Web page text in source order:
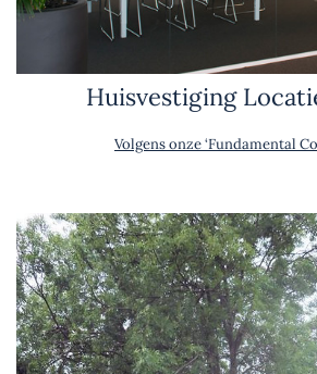
Huisvestiging
Volgens onze ‘Fundamental